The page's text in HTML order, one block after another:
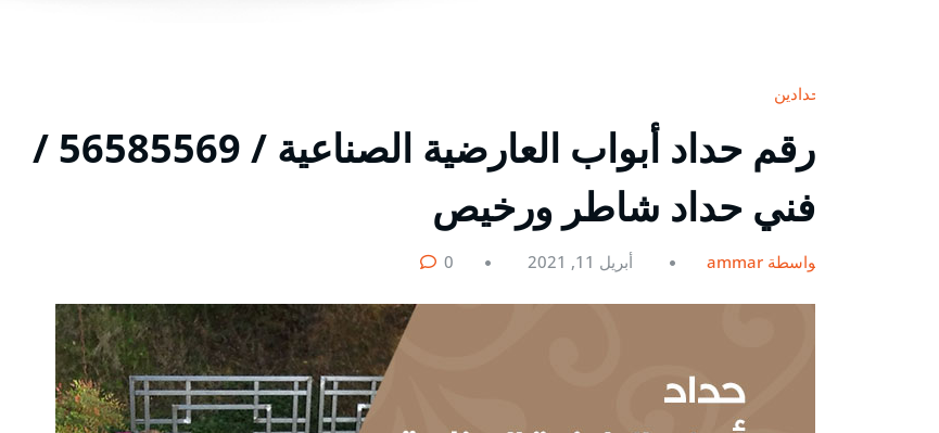
حدادين
رقم حداد أبواب العارضية الصناعية / 56585569 /
فني حداد شاطر ورخيص
بواسطة ammar أبريل 11, 2021 0